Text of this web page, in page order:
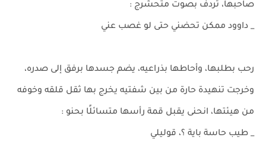
صاحبها، تردف بصوت متحشرج :
_ داوود ممكن تحضني حتى لو غصب عني
رحب بطلبها، وأحاطها بذراعيه، يضم جسدها برفق إلى صدره،
وخرجت تنهيدة حارة من بين شفتيه يخرج بها ثقل قلقه وخوفه
من هيئتها، انحنى يقبل قمة رأسها متسائلًا بحنو :
_ طيب حاسة باية ؟، قوليلي